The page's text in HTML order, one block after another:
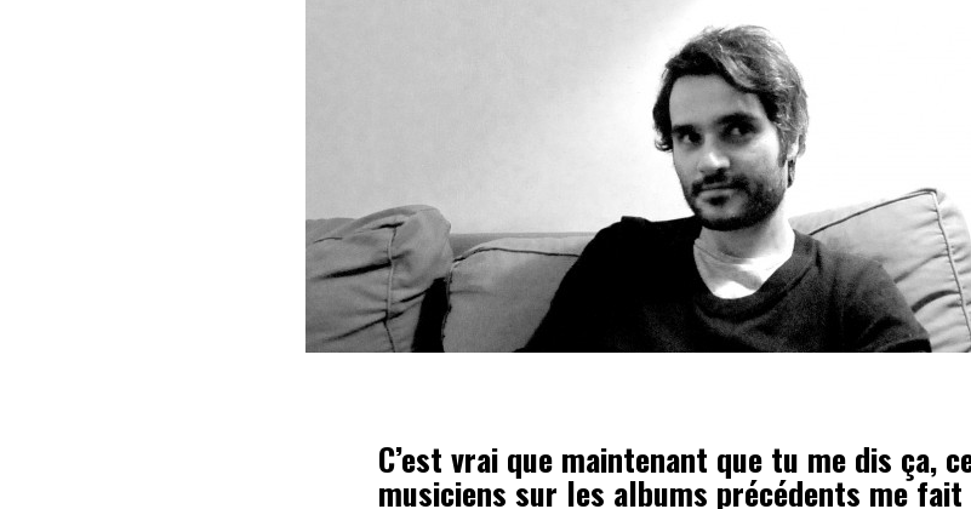
C’est vrai que maintenant que tu me dis ça,
musiciens sur les albums précédents me